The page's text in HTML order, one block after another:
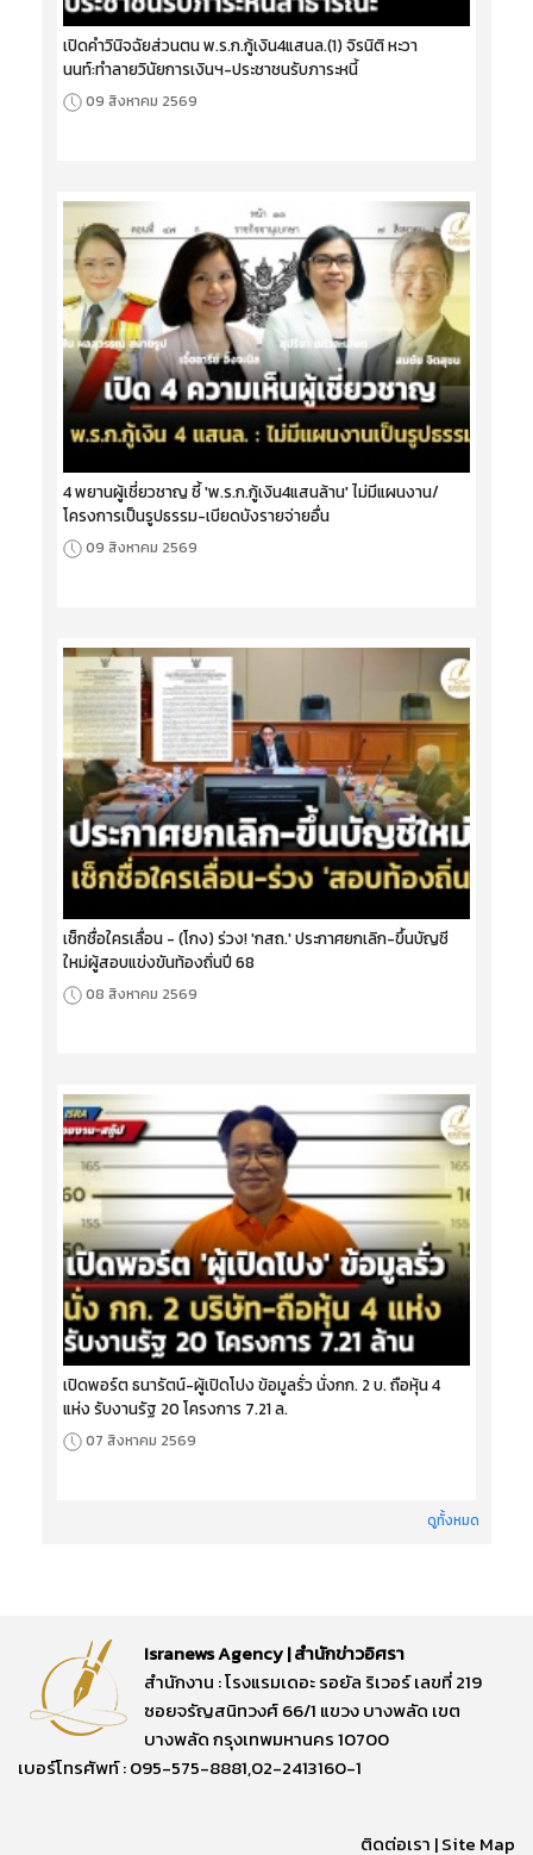
เปิดคำวินิจฉัยส่วนตน พ.ร.ก.กู้เงิน4แสนล.(1) จิรนิติ หะวา
นนท์:ทำลายวินัยการเงินฯ-ประชาชนรับภาระหนี้
09 สิงหาคม 2569
4 พยานผู้เชี่ยวชาญ ชี้ 'พ.ร.ก.กู้เงิน4แสนล้าน' ไม่มีแผนงาน/
โครงการเป็นรูปธรรม-เบียดบังรายจ่ายอื่น
09 สิงหาคม 2569
เช็กชื่อใครเลื่อน - (โกง) ร่วง! 'กสถ.' ประกาศยกเลิก-ขึ้นบัญชี
ใหม่ผู้สอบแข่งขันท้องถิ่นปี 68
08 สิงหาคม 2569
เปิดพอร์ต ธนารัตน์-ผู้เปิดโปง ข้อมูลรั่ว นั่งกก. 2 บ. ถือหุ้น 4
แห่ง รับงานรัฐ 20 โครงการ 7.21 ล.
07 สิงหาคม 2569
ดูทั้งหมด
Isranews Agency | สำนักข่าวอิศรา
สำนักงาน : โรงแรมเดอะ รอยัล ริเวอร์ เลขที่ 219
ซอยจรัญสนิทวงศ์ 66/1 แขวง บางพลัด เขต
บางพลัด กรุงเทพมหานคร 10700
เบอร์โทรศัพท์ : 095-575-8881,02-2413160-1
ติดต่อเรา |Site Map